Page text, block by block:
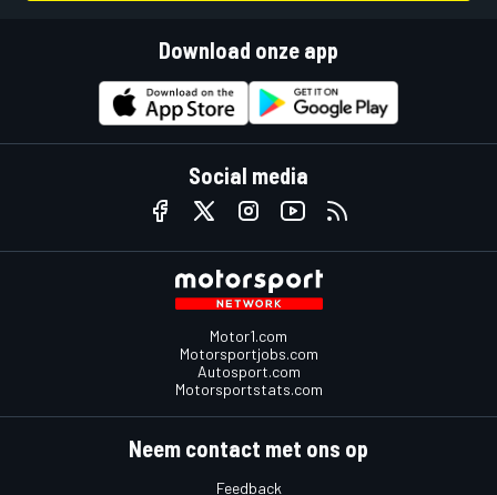
Download onze app
Social media
Motor1.com
Motorsportjobs.com
Autosport.com
Motorsportstats.com
Neem contact met ons op
Feedback